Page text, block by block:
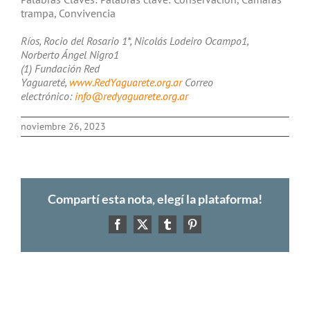
trampa, Convivencia
Ríos, Rocio del Rosario 1*, Nicolás Lodeiro Ocampo1,
Norberto Ángel Nigro1
(1) Fundación Red
Yaguareté, www.RedYaguarete.org.arCorreo
electrónico: info@redyaguarete.org.ar
noviembre 26, 2023
Compartí esta nota, elegí la plataforma!
Facebook
X TumblrPinterest